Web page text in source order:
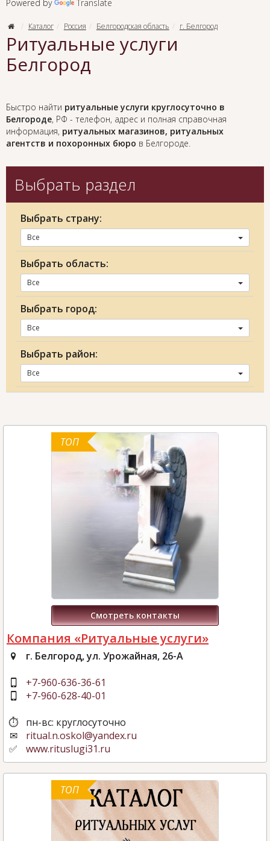
Powered by Translate
Каталог Россия Белгородская область г. Белгород
Ритуальные услуги
Белгород
Быстро найти ритуальные услуги круглосуточно в
Белгороде, РФ - телефон, адрес и полная справочная
информация, ритуальных магазинов, ритуальных
агентств и похоронных бюро в Белгороде.
Выбрать раздел
Выбрать страну:
Все
Выбрать область:
Все
Выбрать город:
Все
Выбрать район:
Все
ТОП
Смотреть контакты
Компания «Ритуальные услуги»
г. Белгород, ул. Урожайная, 26-А
+7-960-636-36-61
+7-960-628-40-01
пн-вс: круглосуточно
ritual.n.oskol@yandex.ru
www.rituslugi31.ru
ТОП